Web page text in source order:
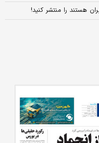
هستند را منتشر کنید!